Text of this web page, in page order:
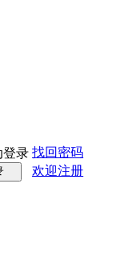
登录 找回密码
欢迎注册